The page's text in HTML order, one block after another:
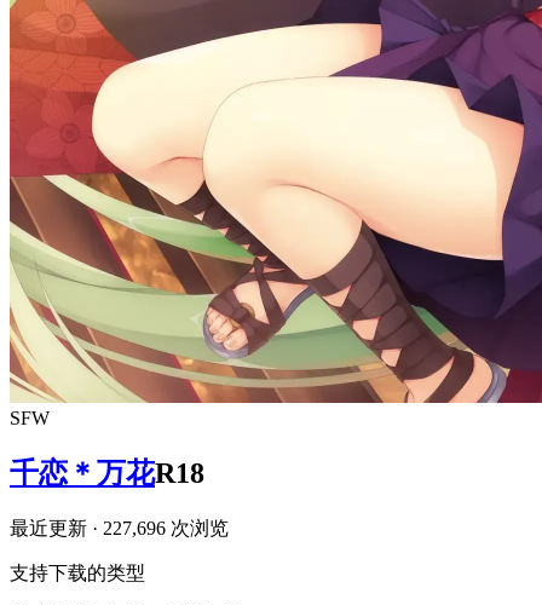
SFW
千恋＊万花R18
最近更新 · 227,696 次浏览
支持下载的类型